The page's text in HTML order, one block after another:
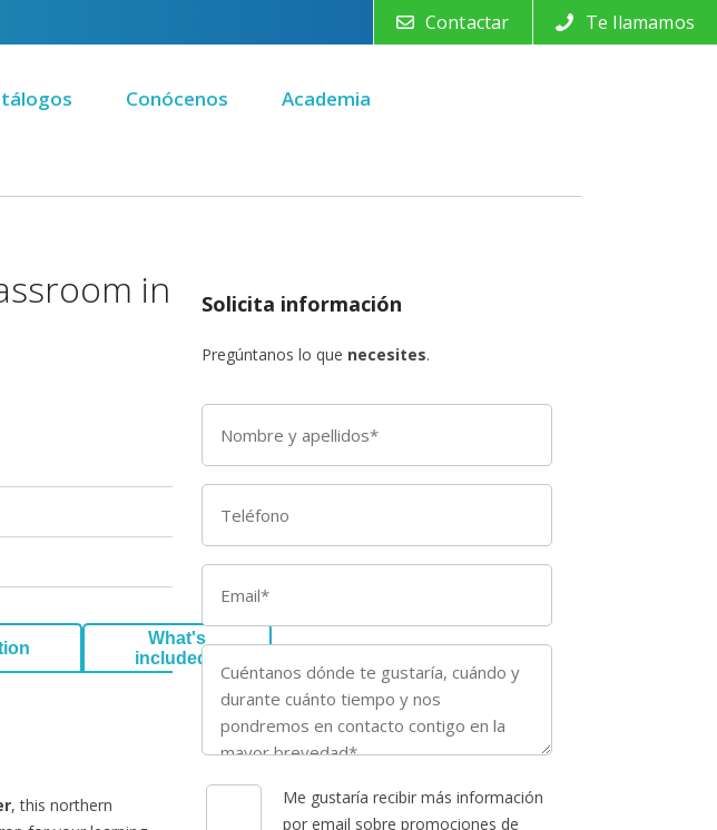
Contactar Te llamamos
Conócenos Academia
Solicita información
Pregúntanos lo que necesites.
Me gustaría recibir más información
por email sobre promociones de
in
What's
included?
, this northern